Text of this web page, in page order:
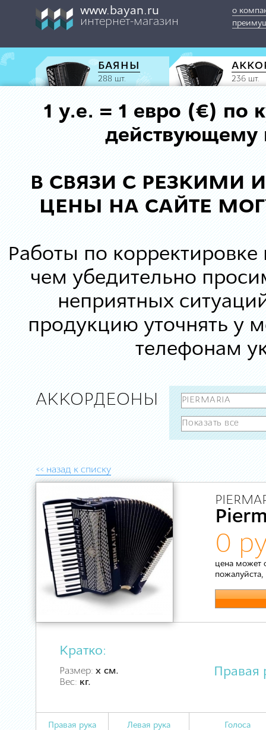
www.bayan.ru
интернет-магазин
о
БАЯНЫ
288 шт. 236 шт.
1 у.е. = 1 евро (€) по
действующему
В СВЯЗИ С РЕЗКИМИ
ЦЕНЫ НА САЙТЕ
Работы по корректировке
чем убедительно
неприятных
продукцию уточнять у
телефонам
АККОРДЕОНЫ
<< назад к списку
0
цена может
пожалуйста,
Кратко:
Размер: х см.
Вес: кг.
Правая
Правая рука Левая рука Голоса